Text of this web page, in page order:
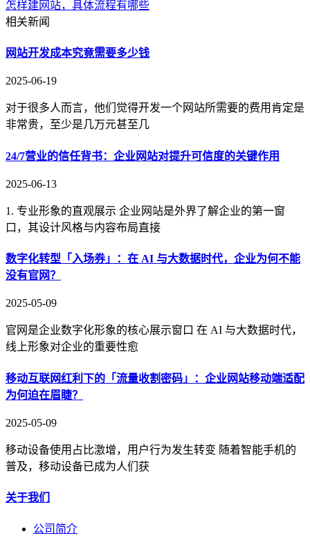
怎样建网站，具体流程有哪些
相关新闻
网站开发成本究竟需要多少钱
2025-06-19
对于很多人而言，他们觉得开发一个网站所需要的费用肯定是
非常贵，至少是几万元甚至几
24/7营业的信任背书：企业网站对提升可信度的关键作用
2025-06-13
1. 专业形象的直观展示 企业网站是外界了解企业的第一窗
口，其设计风格与内容布局直接
数字化转型「入场券」：在 AI 与大数据时代，企业为何不能
没有官网？
2025-05-09
官网是企业数字化形象的核心展示窗口 在 AI 与大数据时代，
线上形象对企业的重要性愈
移动互联网红利下的「流量收割密码」：企业网站移动端适配
为何迫在眉睫？
2025-05-09
移动设备使用占比激增，用户行为发生转变 随着智能手机的
普及，移动设备已成为人们获
关于我们
公司简介